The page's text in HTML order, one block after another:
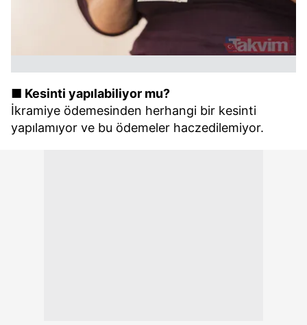
vasıtasıyla belirleyebilirsiniz. Çerezlere ilişkin detaylı bilgi
için Ayarlar butonuna tıklayabilir,
ziyaret edebilirsiniz.
6698 sayılı Kişisel Verilerin Korunması Kanunu uyarınca
hazırlanmış Aydınlatma Metnimizi okumak ve sitemizde
ilgili mevzuata uygun olarak kullanılan çerezlerle ilgili bilgi
almak için lütfen
tıklayınız
■ Kesinti yapılabiliyor mu?
İkramiye ödemesinden herhangi bir kesinti
yapılamıyor ve bu ödemeler haczedilemiyor.